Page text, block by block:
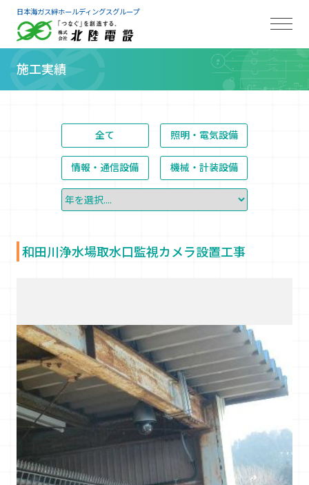
日本海ガス絆ホールディングスグループ
施工実績
和田川浄水場取水口監視カメラ設置工事
全て 照明・電気設備
情報・通信設備 機械・計装設備